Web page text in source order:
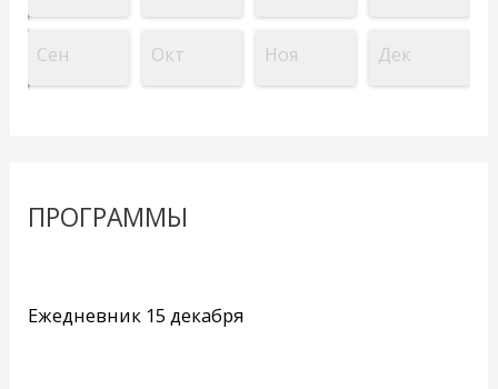
Сен Окт Ноя Дек
ПРОГРАММЫ
Ежедневник 15 декабря